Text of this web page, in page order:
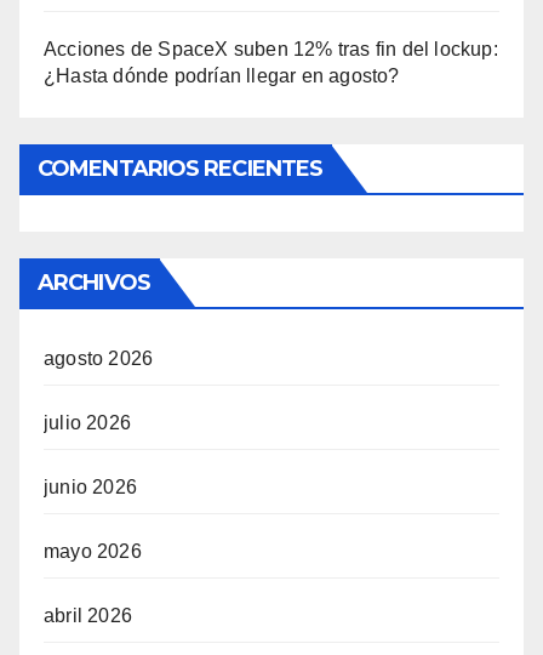
Acciones de SpaceX suben 12% tras fin del lockup:
¿Hasta dónde podrían llegar en agosto?
COMENTARIOS RECIENTES
ARCHIVOS
agosto 2026
julio 2026
junio 2026
mayo 2026
abril 2026